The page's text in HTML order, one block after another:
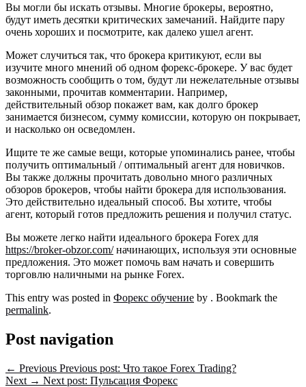
Вы могли бы искать отзывы. Многие брокеры, вероятно,
будут иметь десятки критических замечаний. Найдите пару
очень хороших и посмотрите, как далеко ушел агент.
Может случиться так, что брокера критикуют, если вы
изучите много мнений об одном форекс-брокере. У вас будет
возможность сообщить о том, будут ли нежелательные отзывы
законными, прочитав комментарии. Например,
действительный обзор покажет вам, как долго брокер
занимается бизнесом, сумму комиссии, которую он покрывает,
и насколько он осведомлен.
Ищите те же самые вещи, которые упоминались ранее, чтобы
получить оптимальный / оптимальный агент для новичков.
Вы также должны прочитать довольно много различных
обзоров брокеров, чтобы найти брокера для использования.
Это действительно идеальный способ. Вы хотите, чтобы
агент, который готов предложить решения и получил статус.
Вы можете легко найти идеального брокера Forex для
https://broker-obzor.com/начинающих, используя эти основные
предложения. Это может помочь вам начать и совершить
торговлю наличными на рынке Forex.
This entry was posted in Форекс обучение by . Bookmark the
permalink.
Post navigation
← Previous Previous post: Что такое Forex Trading?
Next → Next post: Пульсация Форекс